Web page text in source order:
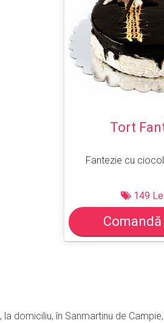
Tort
Fantezie cu
149
, la domiciliu, în Sanmartinu de